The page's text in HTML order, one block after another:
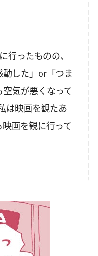
行ったものの、
した」or「つま
気が悪くなって
は映画を観たあ
画を観に行って